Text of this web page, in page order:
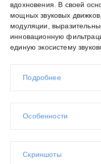
вдохновения. В своей
мощных звуковых
модуляции,
инновационную
единую экосистему
Подробнее
Особенности
Скриншоты